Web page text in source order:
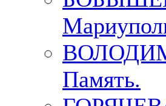
Память.